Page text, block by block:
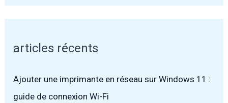
articles récents
Ajouter une imprimante en réseau sur Windows 11 :
guide de connexion Wi-Fi